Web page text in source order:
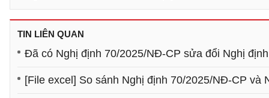
TIN LIÊN QUAN
Đã có Nghị định 70/2025/NĐ-CP sửa đổi Nghị
[File excel] So sánh Nghị định 70/2025/NĐ-CP